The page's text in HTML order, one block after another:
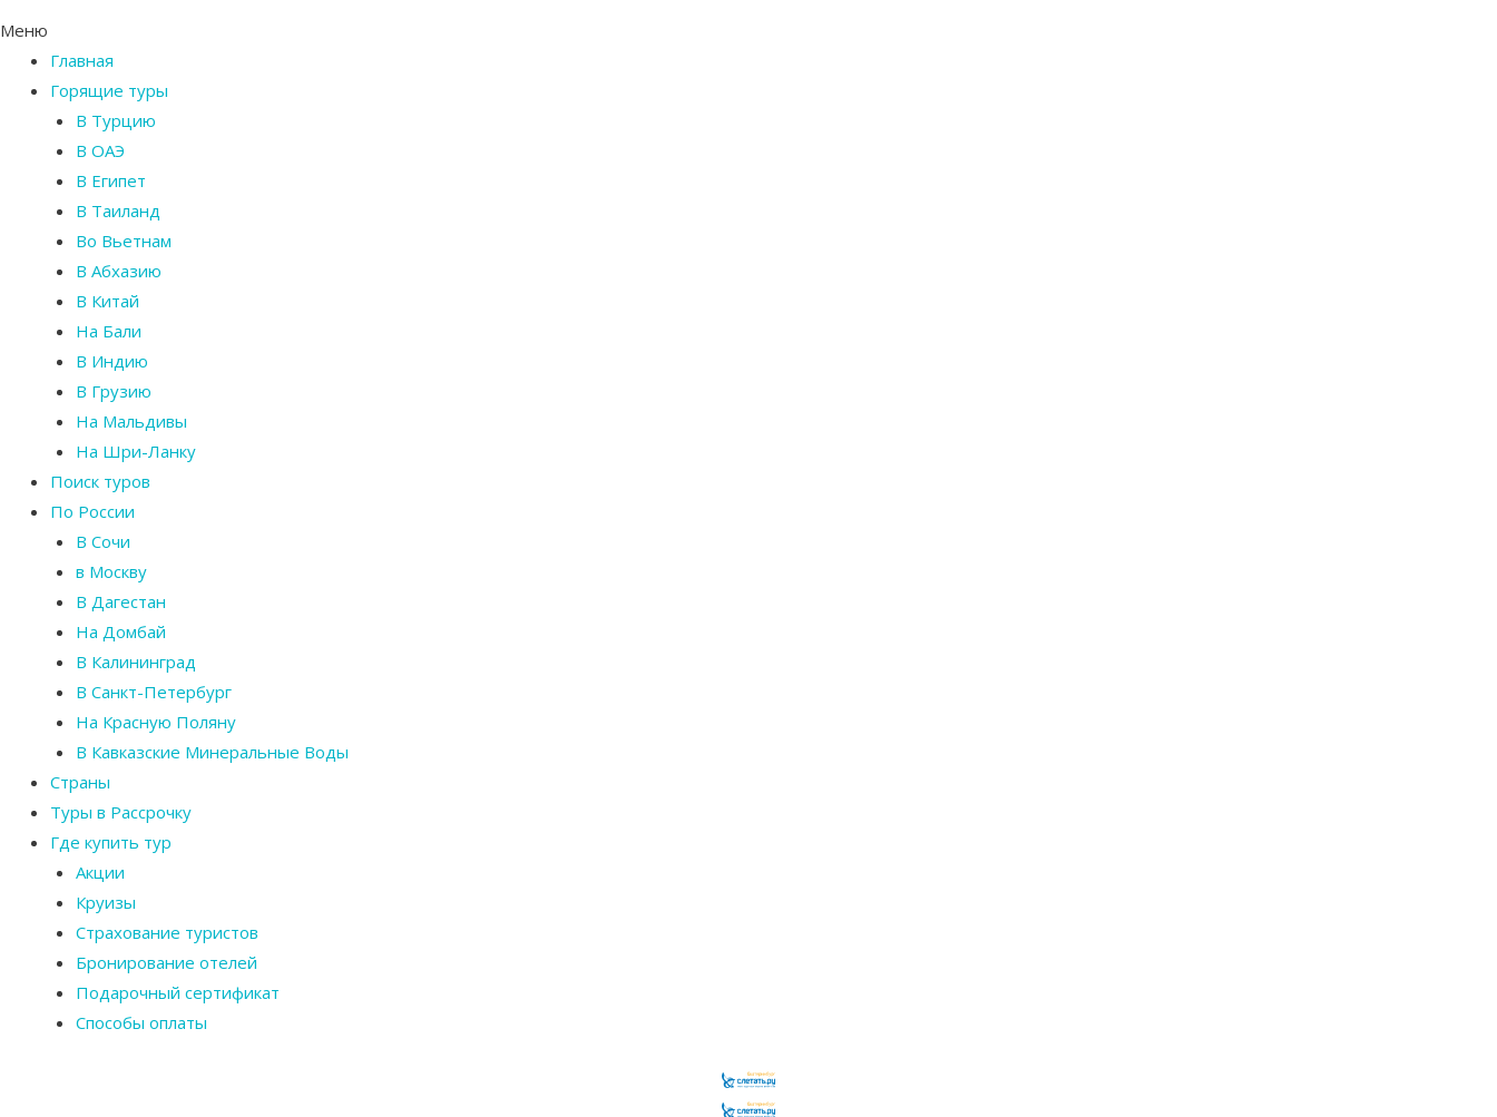
Меню
Главная
Горящие туры
В Турцию
В ОАЭ
В Египет
В Таиланд
Во Вьетнам
В Абхазию
В Китай
На Бали
В Индию
В Грузию
На Мальдивы
На Шри-Ланку
Поиск туров
По России
В Сочи
в Москву
В Дагестан
На Домбай
В Калининград
В Санкт-Петербург
На Красную Поляну
В Кавказские Минеральные Воды
Страны
Туры в Рассрочку
Где купить тур
Акции
Круизы
Страхование туристов
Бронирование отелей
Подарочный сертификат
Способы оплаты